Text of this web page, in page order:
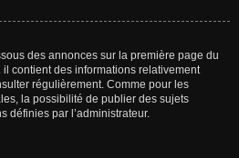
des annonces sur la première page du
contient des informations relativement
régulièrement. Comme pour les
la possibilité de publier des sujets
définies par l’administrateur.